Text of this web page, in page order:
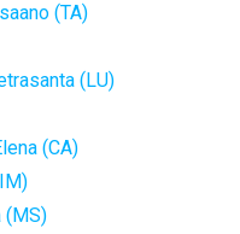
(TA)
(LU)
(CA)
(MS)